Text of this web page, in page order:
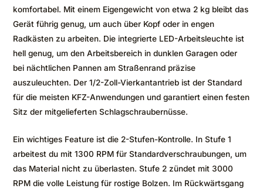
komfortabel. Mit einem Eigengewicht von etwa 2 kg bleibt das
Gerät führig genug, um auch über Kopf oder in engen
Radkästen zu arbeiten. Die integrierte LED-Arbeitsleuchte ist
hell genug, um den Arbeitsbereich in dunklen Garagen oder
bei nächtlichen Pannen am Straßenrand präzise
auszuleuchten. Der 1/2-Zoll-Vierkantantrieb ist der Standard
für die meisten KFZ-Anwendungen und garantiert einen festen
Sitz der mitgelieferten Schlagschraubernüsse.
Ein wichtiges Feature ist die 2-Stufen-Kontrolle. In Stufe 1
arbeitest du mit 1300 RPM für Standardverschraubungen, um
das Material nicht zu überlasten. Stufe 2 zündet mit 3000
RPM die volle Leistung für rostige Bolzen. Im Rückwärtsgang